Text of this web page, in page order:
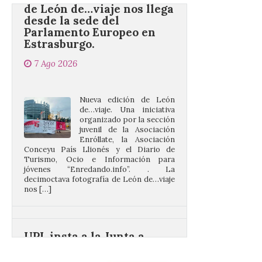
Parlamento Europeo en
Estrasburgo.
7 Ago 2026
organizado por la sección
juvenil de la Asociación
Enróllate, la Asociación
Conceyu País Llionés y el Diario de
Turismo, Ocio e Información para
jóvenes “Enredando.info”. . La
decimoctava fotografía de León de…viaje
nos […]
castillo del Asmesnal, un